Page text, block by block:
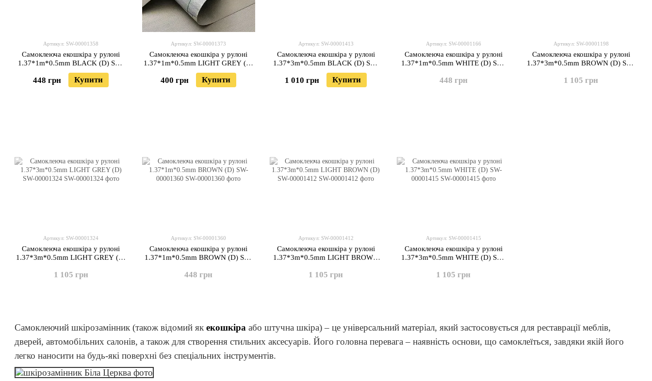
Самоклеючий шкірозамінник (також відомий як екошкіра або штучна шкіра) – це універсальний матеріал, який застосовується для реставрації меблів,
дверей, автомобільних салонів, а також для створення стильних аксесуарів. Його головна перевага – наявність основи, що самоклеїться, завдяки якій його
легко наносити на будь-які поверхні без спеціальних інструментів.
Артикул: SW-00001358
Самоклеюча екошкіра у рулоні
1.37*1m*0.5mm BLACK (D) SW-
00001358
448 грн Купити
Артикул: SW-00001373
Самоклеюча екошкіра у рулоні
1.37*1m*0.5mm LIGHT GREY (D)
SW-00001373
400 грн Купити
Артикул: SW-00001413
Самоклеюча екошкіра у рулоні
1.37*3m*0.5mm BLACK (D) SW-
00001413
1 010 грн Купити
Артикул: SW-00001166
Самоклеюча екошкіра у рулоні
1.37*1m*0.5mm WHITE (D) SW-
448 грн
Артикул: SW-00001198
Самоклеюча екошкіра у рулоні
1.37*3m*0.5mm BROWN (D) SW-
1 105 грн
Артикул: SW-00001324
Самоклеюча екошкіра у рулоні
1.37*3m*0.5mm LIGHT GREY (D)
1 105 грн
Артикул: SW-00001360
Самоклеюча екошкіра у рулоні
1.37*1m*0.5mm BROWN (D) SW-
448 грн
Артикул: SW-00001412
Самоклеюча екошкіра у рулоні
1.37*3m*0.5mm LIGHT BROWN
1 105 грн
Артикул: SW-00001415
Самоклеюча екошкіра у рулоні
1.37*3m*0.5mm WHITE (D) SW-
1 105 грн